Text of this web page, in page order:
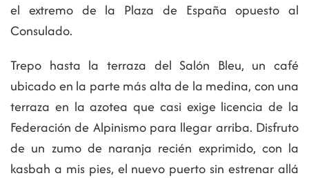
el extremo de la Plaza de España opuesto al
Consulado.
Trepo hasta la terraza del Salón Bleu, un café
ubicado en la parte más alta de la medina, con una
terraza en la azotea que casi exige licencia de la
Federación de Alpinismo para llegar arriba. Disfruto
de un zumo de naranja recién exprimido, con la
kasbah a mis pies, el nuevo puerto sin estrenar allá